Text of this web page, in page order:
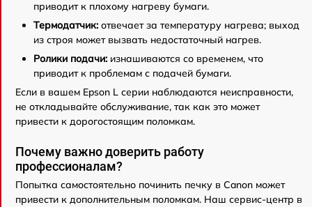
приводит к плохому нагреву бумаги.
Термодатчик: отвечает за температуру нагрева; выход
из строя может вызвать недостаточный нагрев.
Ролики подачи: изнашиваются со временем, что
приводит к проблемам с подачей бумаги.
Если в вашем Epson L серии наблюдаются неисправности,
не откладывайте обслуживание, так как это может
привести к дорогостоящим поломкам.
Почему важно доверить работу
профессионалам?
Попытка самостоятельно починить печку в Canon может
привести к дополнительным поломкам. Наш сервис-центр в